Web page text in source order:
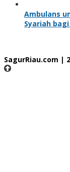
Ambulans
Syariah
SagurRiau.com |